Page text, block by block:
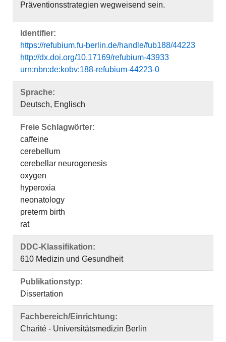
Präventionsstrategien wegweisend sein.
Identifier:
https://refubium.fu-berlin.de/handle/fub188/44223
http://dx.doi.org/10.17169/refubium-43933
urn:nbn:de:kobv:188-refubium-44223-0
Sprache:
Deutsch, Englisch
Freie Schlagwörter:
caffeine
cerebellum
cerebellar neurogenesis
oxygen
hyperoxia
neonatology
preterm birth
rat
DDC-Klassifikation:
610 Medizin und Gesundheit
Publikationstyp:
Dissertation
Fachbereich/Einrichtung:
Charité - Universitätsmedizin Berlin